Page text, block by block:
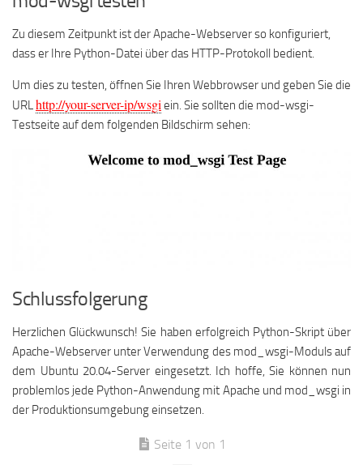
Zu diesem Zeitpunkt ist der Apache-Webserver so konfiguriert,
dass er Ihre Python-Datei über das HTTP-Protokoll bedient.
Um dies zu testen, öffnen Sie Ihren Webbrowser und geben Sie die
URLhttp://your-server-ip/wsgi ein. Sie sollten die mod-wsgi-
Testseite auf dem folgenden Bildschirm sehen:
Schlussfolgerung
Herzlichen Glückwunsch! Sie haben erfolgreich Python-Skript über
Apache-Webserver unter Verwendung des mod_wsgi-Moduls auf
dem Ubuntu 20.04-Server eingesetzt. Ich hoffe, Sie können nun
problemlos jede Python-Anwendung mit Apache und mod_wsgi in
der Produktionsumgebung einsetzen.
Seite 1 von 1